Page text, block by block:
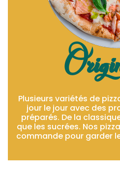
Plusieurs variétés de
jour le jour avec des
préparés. De la
que les sucrées. Nos
commande pour garder